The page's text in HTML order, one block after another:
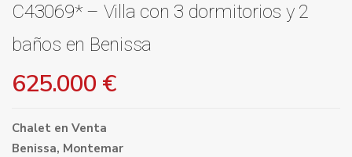
C43069* – Villa con 3 dormitorios y 2
baños en Benissa
625.000 €
Chalet en Venta
Benissa, Montemar